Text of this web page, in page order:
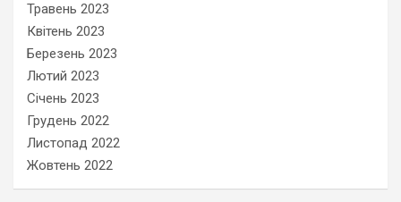
Травень 2023
Квітень 2023
Березень 2023
Лютий 2023
Січень 2023
Грудень 2022
Листопад 2022
Жовтень 2022